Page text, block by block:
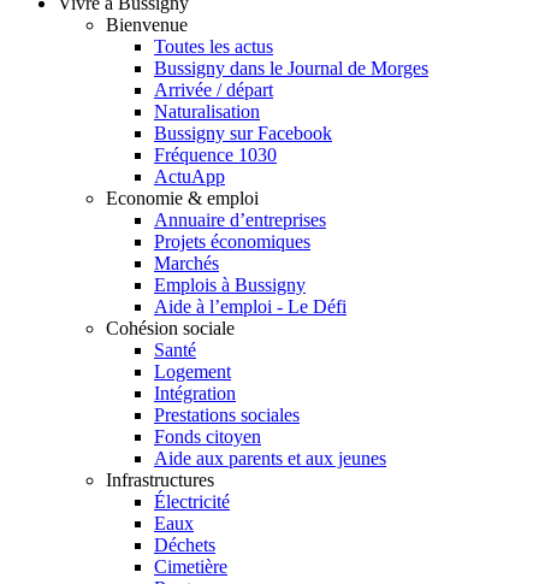
Bienvenue
Toutes les actus
Bussigny dans le Journal de Morges
Arrivée / départ
Naturalisation
Bussigny sur Facebook
Fréquence 1030
ActuApp
Economie & emploi
Annuaire d’entreprises
Projets économiques
Marchés
Emplois à Bussigny
Aide à l’emploi - Le Défi
Cohésion sociale
Santé
Logement
Intégration
Prestations sociales
Fonds citoyen
Aide aux parents et aux jeunes
Infrastructures
Électricité
Eaux
Déchets
Cimetière